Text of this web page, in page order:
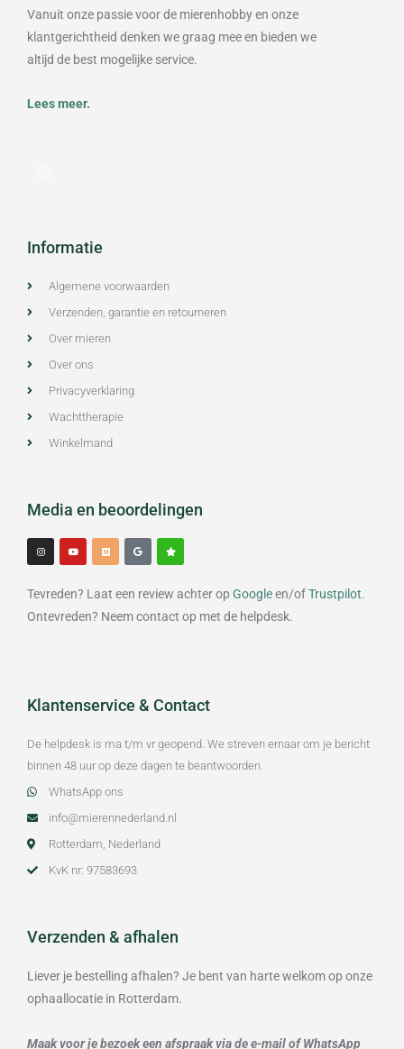
Vanuit onze passie voor de mierenhobby en onze
klantgerichtheid denken we graag mee en bieden we
altijd de best mogelijke service.
Lees meer.
Informatie
Algemene voorwaarden
Verzenden, garantie en retourneren
Over mieren
Over ons
Privacyverklaring
Wachttherapie
Winkelmand
Media en beoordelingen
I
n
s
t
r
m
Y
o
t
e
M
e
d
i
G
o
o
g
S
t
a
r
Tevreden? Laat een review achter op Googleen/ofTrustpilot.
Ontevreden? Neem contact op met de helpdesk.
Klantenservice & Contact
De helpdesk is ma t/m vr geopend. We streven ernaar om je bericht
binnen 48 uur op deze dagen te beantwoorden.
WhatsApp ons
info@mierennederland.nl
Rotterdam, Nederland
KvK nr: 97583693
Verzenden & afhalen
Liever je bestelling afhalen? Je bent van harte welkom op onze
ophaallocatie in Rotterdam.
Maak voor je bezoek een afspraak via de e-mail of WhatsApp